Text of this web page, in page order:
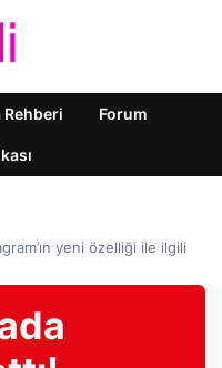
Rehberi Forum
yeni özelliği ile ilgili